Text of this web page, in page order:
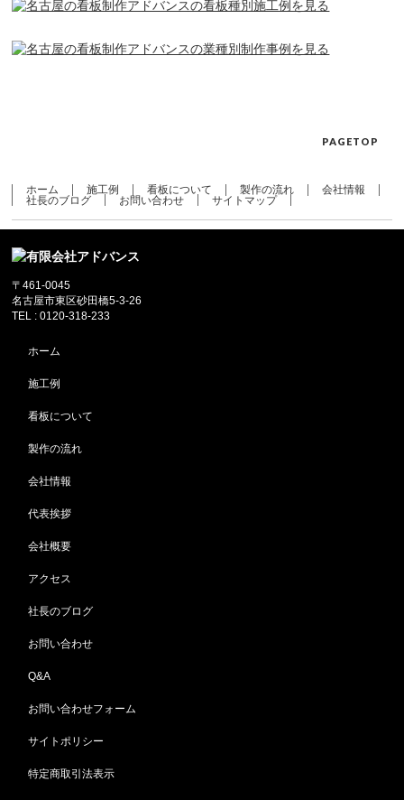
PAGETOP
ホーム 施工例 看板について 製作の流れ
会社情報
社長のブログ
お問い合わせ サイトマップ
〒461-0045
名古屋市東区砂田橋5-3-26
TEL : 0120-318-233
ホーム
施工例
看板について
製作の流れ
会社情報
代表挨拶
会社概要
アクセス
社長のブログ
お問い合わせ
Q&A
お問い合わせフォーム
サイトポリシー
特定商取引法表示